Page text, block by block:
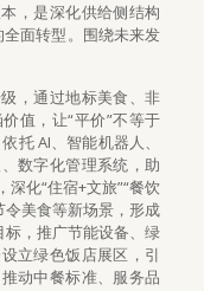
，是深化供给侧结构
全面转型。围绕未来发
，通过地标美食、非
值，让“平价”不等于
托 AI、智能机器人、
数字化管理系统，助
化“住宿+文旅”“餐饮
令美食等新场景，形成
标，推广节能设备、绿
立绿色饭店展区，引
动中餐标准、服务品